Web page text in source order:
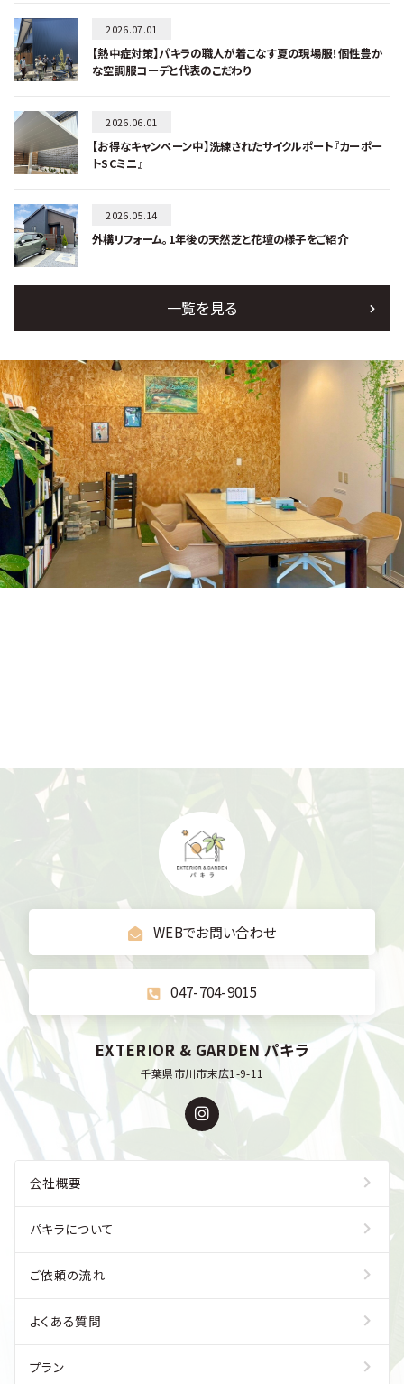
2026.07.01
【熱中症対策】パキラの職人が着こなす夏の現場服！個性豊か
な空調服コーデと代表のこだわり
2026.06.01
【お得なキャンペーン中】洗練されたサイクルポート『カーポー
トSCミニ』
2026.05.14
外構リフォーム。1年後の天然芝と花壇の様子をご紹介
一覧を見る
WEBでお問い合わせ
047-704-9015
EXTERIOR & GARDEN パキラ
千葉県市川市末広1-9-11
会社概要
パキラについて
ご依頼の流れ
よくある質問
プラン